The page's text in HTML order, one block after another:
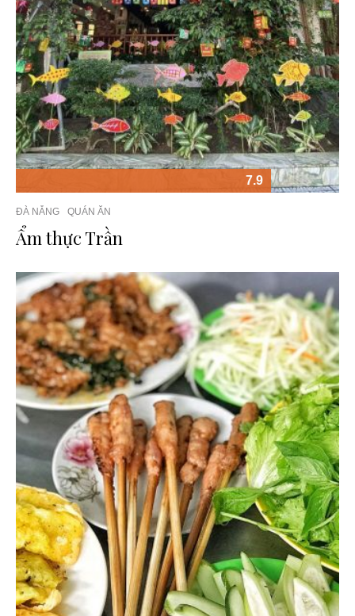
7.9
ĐÀ NẴNG QUÁN ĂN
Ẩm thực Trần